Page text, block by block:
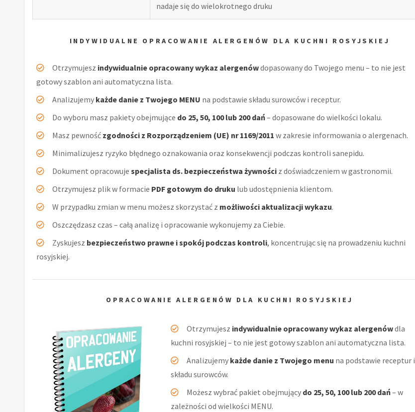
nadaje się do wielokrotnego druku
INDYWIDUALNE OPRACOWANIE ALERGENÓW DLA KUCHNI ROSYJSKIEJ
Otrzymujesz indywidualnie opracowany wykaz alergenówdopasowany do Twojego menu – to nie jest
gotowy szablon ani automatyczna lista.
Analizujemy każde danie z Twojego MENU na podstawie składu surowców i receptur.
Do wyboru masz pakiety obejmujące do 25, 50, 100 lub 200 dań– dopasowane do wielkości lokalu.
Masz pewność zgodności z Rozporządzeniem (UE) nr 1169/2011 w zakresie informowania o alergenach.
Minimalizujesz ryzyko błędnego oznakowania oraz konsekwencji podczas kontroli sanepidu.
Dokument opracowuje specjalista ds. bezpieczeństwa żywności z doświadczeniem w gastronomii.
Otrzymujesz plik w formacie PDF gotowym do druku lub udostępnienia klientom.
W przypadku zmian w menu możesz skorzystać z możliwości aktualizacji wykazu.
Oszczędzasz czas – całą analizę i opracowanie wykonujemy za Ciebie.
Zyskujesz bezpieczeństwo prawne i spokój podczas kontroli, koncentrując się na prowadzeniu kuchni
rosyjskiej.
OPRACOWANIE ALERGENÓW DLA KUCHNI ROSYJSKIEJ
Otrzymujesz indywidualnie opracowany wykaz alergenówdla
kuchni rosyjskiej – to nie jest gotowy szablon ani automatyczna lista.
Analizujemy każde danie z Twojego menu na podstawie receptur i
składu surowców.
Możesz wybrać pakiet obejmujący do 25, 50, 100 lub 200 dań– w
zależności od wielkości MENU.